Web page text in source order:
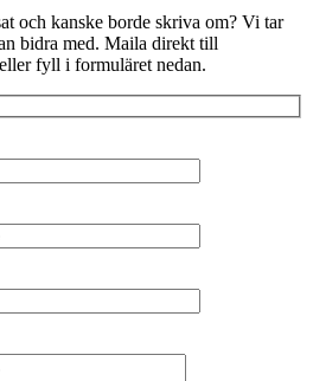
och kanske borde skriva om? Vi tar
bidra med. Maila direkt till
eller fyll i formuläret nedan.